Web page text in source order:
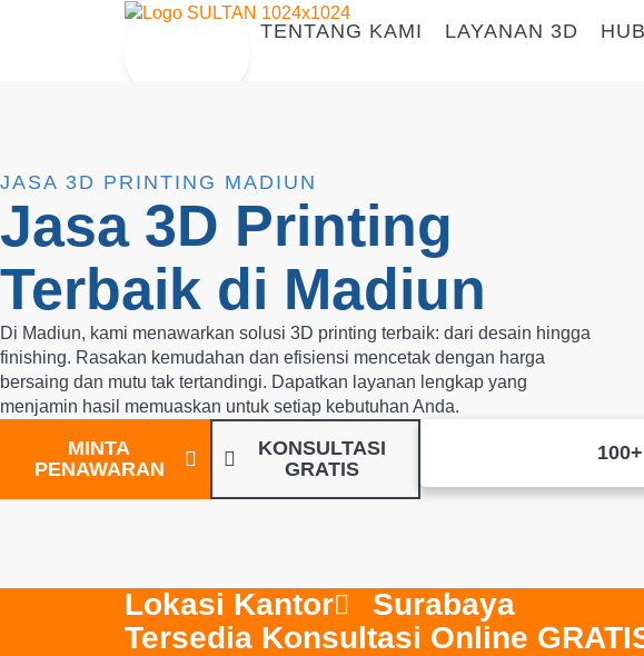
TENTANG KAMI LAYANAN 3D
JASA 3D PRINTING MADIUN
Jasa 3D Printing
Terbaik di Madiun
Di Madiun, kami menawarkan solusi 3D printing terbaik: dari desain hingga
finishing. Rasakan kemudahan dan efisiensi mencetak dengan harga
bersaing dan mutu tak tertandingi. Dapatkan layanan lengkap yang
menjamin hasil memuaskan untuk setiap kebutuhan Anda.
MINTA
PENAWARAN
KONSULTASI
GRATIS
Lokasi Kantor
Surabaya
Tersedia Konsultasi Online